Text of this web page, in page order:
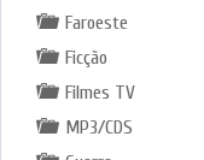
Faroeste
Ficção
Filmes TV
MP3/CDS